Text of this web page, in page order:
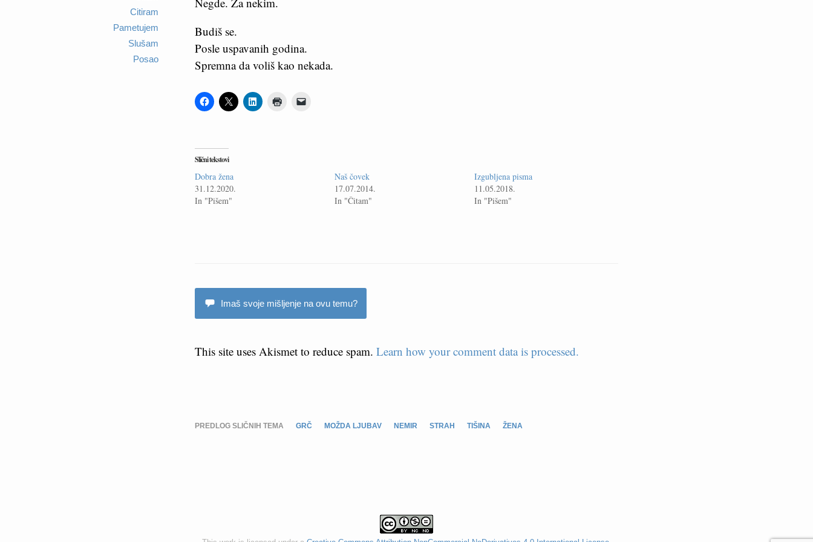
Citiram
Pametujem
Slušam
Posao
Budiš se.
Posle uspavanih godina.
Spremna da voliš kao nekada.
Slični tekstovi
Dobra žena
31.12.2020.
In "Pišem"
Naš čovek
17.07.2014.
In "Čitam"
Izgubljena pisma
11.05.2018.
In "Pišem"
Imaš svoje mišljenje na ovu temu?
This site uses Akismet to reduce spam. Learn how your comment data is processed.
PREDLOG SLIČNIH TEMA GRČ MOŽDA LJUBAV NEMIR STRAH TIŠINA ŽENA